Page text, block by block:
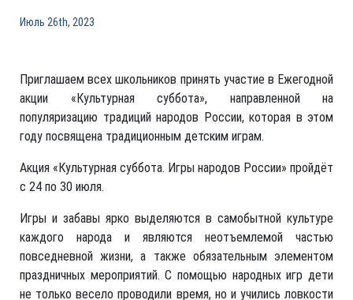
Июль 26th, 2023
Приглашаем всех школьников принять участие в Ежегодной
акции «Культурная суббота», направленной на
популяризацию традиций народов России, которая в этом
году посвящена традиционным детским играм.
Акция «Культурная суббота. Игры народов России» пройдёт
с 24 по 30 июля.
Игры и забавы ярко выделяются в самобытной культуре
каждого народа и являются неотъемлемой частью
повседневной жизни, а также обязательным элементом
праздничных мероприятий. С помощью народных игр дети
не только весело проводили время, но и учились ловкости